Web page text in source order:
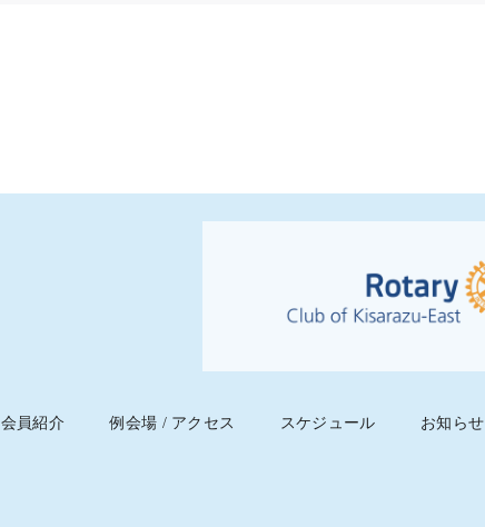
会員紹介 例会場 / アクセス スケジュール お知らせ